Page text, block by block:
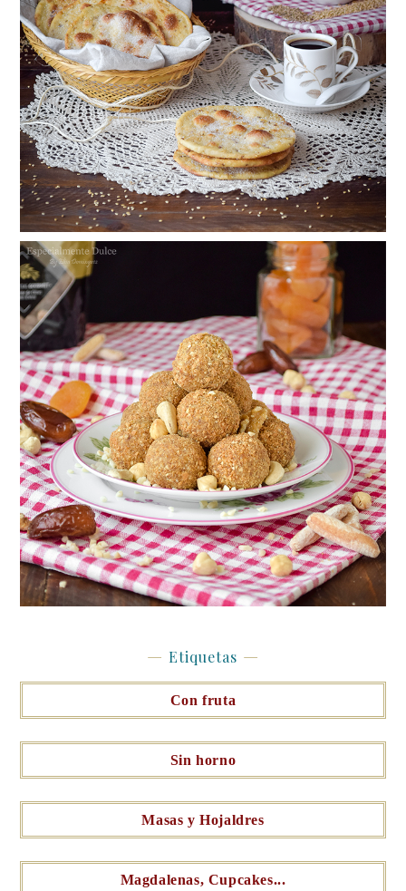
Tortas de aceite hojaldradas con anís y
sésamo
Trufas energéticas de frutos secos
saludables
Etiquetas
Con fruta
Sin horno
Masas y Hojaldres
Magdalenas, Cupcakes...